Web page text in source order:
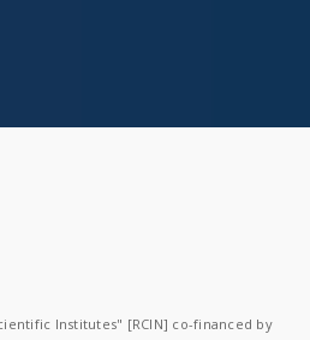
Institutes" [RCIN] co-financed by